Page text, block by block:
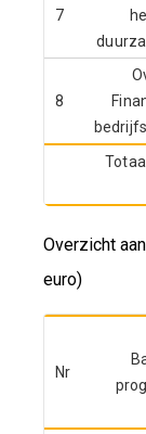
7
8
Overzicht
euro)
Nr